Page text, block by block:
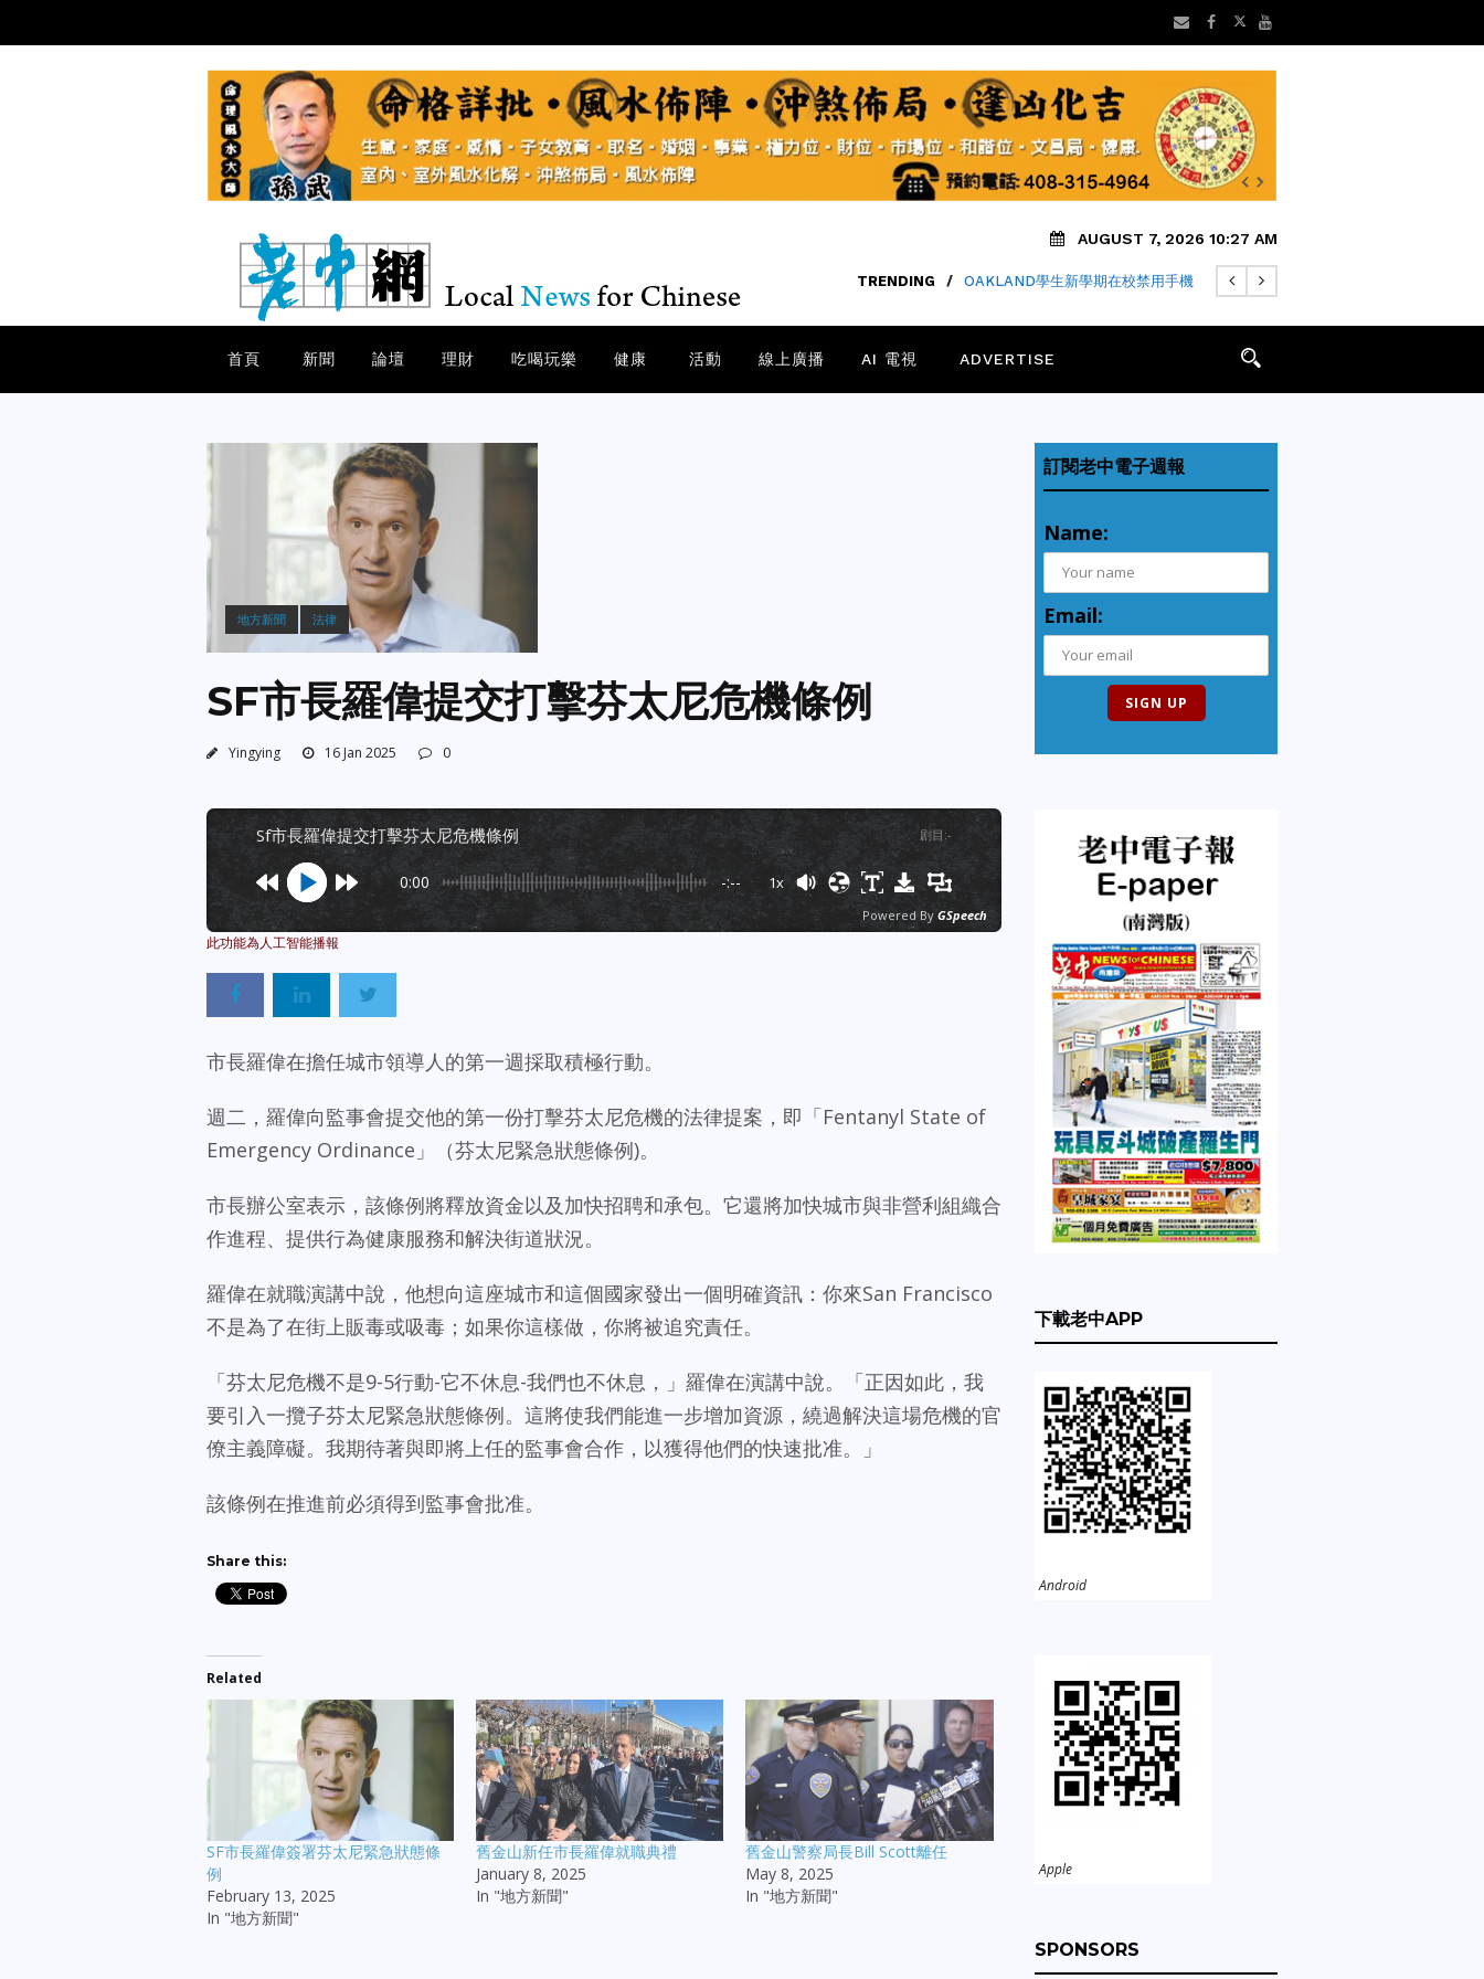
AUGUST 7, 2026 10:27 AM
TRENDING SAFARI瀏覽器隱私中繼仍可能洩露IP
首頁 新聞 論壇 理財 吃喝玩樂 健康 活動 線上廣播 AI 電視 ADVERTISE
地方新聞 法律
SF市長羅偉提交打擊芬太尼危機條例
Yingying 16 Jan 2025 0
sf市長羅偉提交打擊芬太尼危機條例 剧目 :-
0:00 -:-- 1x
Powered By GSpeech
市長羅偉在擔任城市領導人的第一週採取積極行動。
週二，羅偉向監事會提交他的第一份打擊芬太尼危機的法律提案，即「Fentanyl State of
Emergency Ordinance」（芬太尼緊急狀態條例)。
市長辦公室表示，該條例將釋放資金以及加快招聘和承包。它還將加快城市與非營利組織合
作進程、提供行為健康服務和解決街道狀況。
羅偉在就職演講中說，他想向這座城市和這個國家發出一個明確資訊：你來San Francisco
不是為了在街上販毒或吸毒；如果你這樣做，你將被追究責任。
「芬太尼危機不是9-5行動-它不休息-我們也不休息，」羅偉在演講中說。「正因如此，我
要引入一攬子芬太尼緊急狀態條例。這將使我們能進一步增加資源，繞過解決這場危機的官
僚主義障礙。我期待著與即將上任的監事會合作，以獲得他們的快速批准。」
該條例在推進前必須得到監事會批准。
Share this:
Related
SF市長羅偉簽署芬太尼緊急狀態條
例
February 13, 2025
In "地方新聞"
舊金山新任市長羅偉就職典禮
January 8, 2025
In "地方新聞"
舊金山警察局長Bill Scott離任
May 8, 2025
In "地方新聞"
訂閱老中電子週報
Name:
Email:
下載老中APP
Android
Apple
SPONSORS